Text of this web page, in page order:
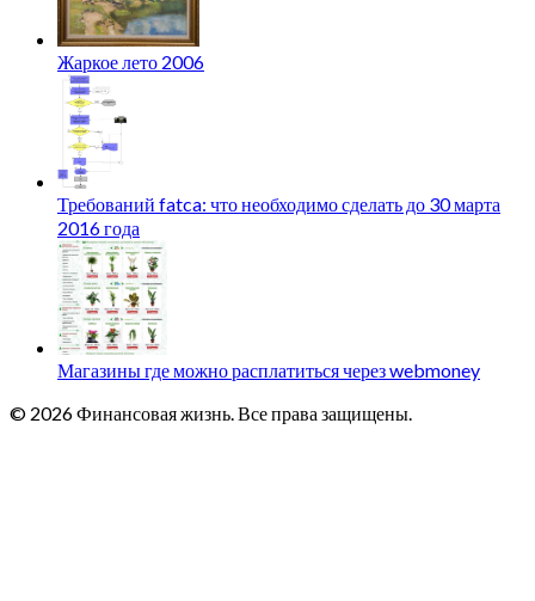
Жаркое лето 2006
Требований fatca: что необходимо сделать до 30 марта
2016 года
Магазины где можно расплатиться через webmoney
© 2026 Финансовая жизнь. Все права защищены.